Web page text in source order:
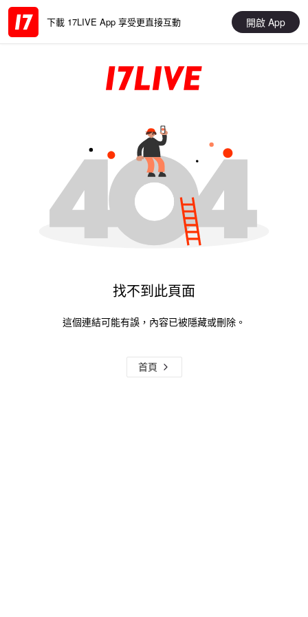
下載 17LIVE App 享受更直接互動 開啟 App
找不到此頁面
這個連結可能有誤，內容已被隱藏或刪除。
首頁